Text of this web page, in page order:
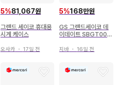
5%81,067원
그랜드 세이코 휴대용
시계 케이스
오사카・ 17일 전
5%168만원
GS 그랜드세이코 데
이데이트 SBGT001
지바 ・ 16일 전